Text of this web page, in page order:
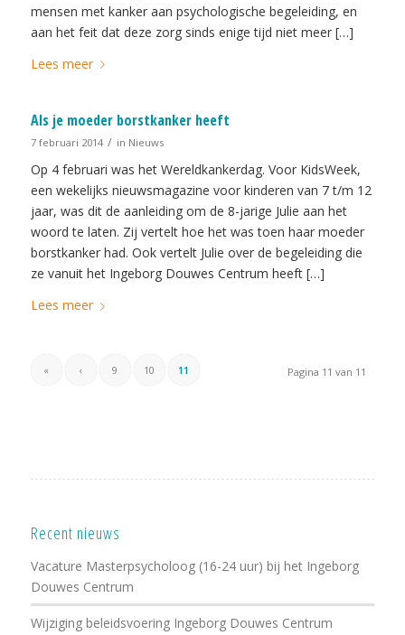
mensen met kanker aan psychologische begeleiding, en
aan het feit dat deze zorg sinds enige tijd niet meer […]
Lees meer
Als je moeder borstkanker heeft
7 februari 2014 / in Nieuws
Op 4 februari was het Wereldkankerdag. Voor KidsWeek,
een wekelijks nieuwsmagazine voor kinderen van 7 t/m 12
jaar, was dit de aanleiding om de 8-jarige Julie aan het
woord te laten. Zij vertelt hoe het was toen haar moeder
borstkanker had. Ook vertelt Julie over de begeleiding die
ze vanuit het Ingeborg Douwes Centrum heeft […]
Lees meer
Pagina 11 van 11
« ‹ 9 10 11
Recent nieuws
Vacature Masterpsycholoog (16-24 uur) bij het Ingeborg
Douwes Centrum
Wijziging beleidsvoering Ingeborg Douwes Centrum